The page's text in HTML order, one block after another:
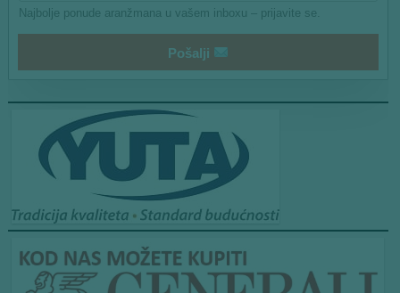
Najbolje ponude aranžmana u vašem inboxu – prijavite se.
Pošalji